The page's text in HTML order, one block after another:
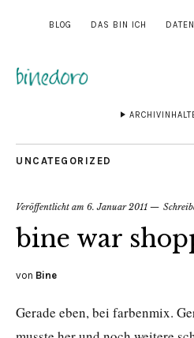
BLOG DAS BIN ICH
UNCATEGORIZED
Veröffentlicht am 6. Januar 2011
bine war
von Bine
Gerade eben, bei farbenmix.